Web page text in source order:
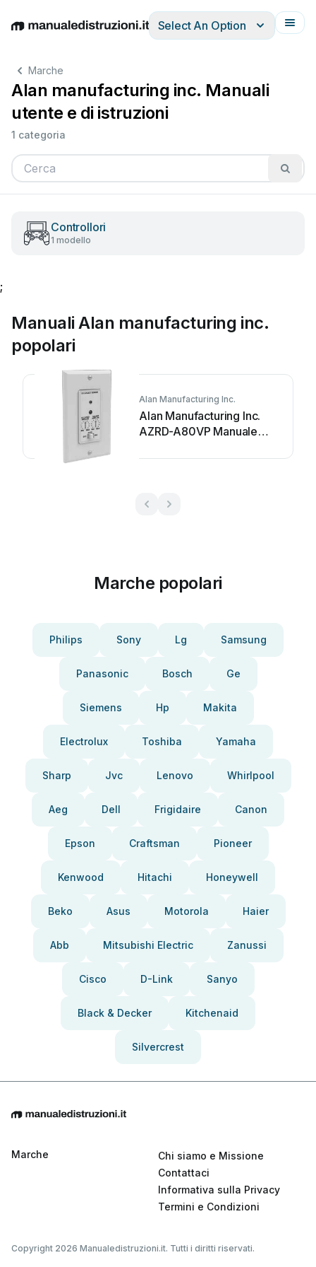
EnglishDeutschEspañolItalianoFrançais
Select An Option
Marche
Alan manufacturing inc. Manuali
utente e di istruzioni
1 categoria
Controllori
1 modello
;
Manuali Alan manufacturing inc.
popolari
Alan Manufacturing Inc.
Alan Manufacturing Inc.
AZRD-A80VP Manuale
Marche popolari
Philips Sony Lg Samsung
Panasonic Bosch Ge
Siemens Hp Makita
Electrolux Toshiba Yamaha
Sharp Jvc Lenovo Whirlpool
Aeg Dell Frigidaire Canon
Epson Craftsman Pioneer
Kenwood Hitachi Honeywell
Beko Asus Motorola Haier
Abb Mitsubishi Electric Zanussi
Cisco D-Link Sanyo
Black & Decker Kitchenaid
Silvercrest
Marche
Chi siamo e Missione
Contattaci
Informativa sulla Privacy
Termini e Condizioni
Copyright 2026 Manualedistruzioni.it. Tutti i diritti riservati.